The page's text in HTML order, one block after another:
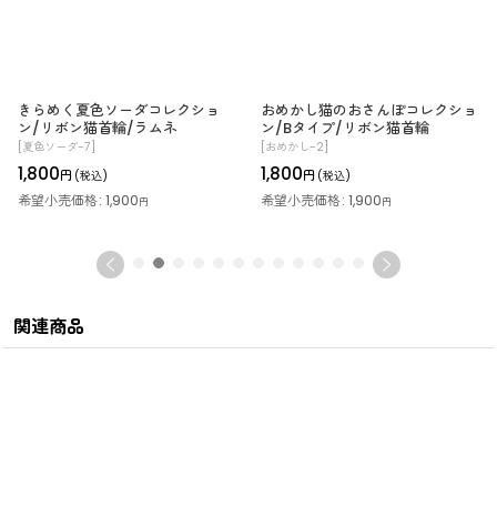
きらめく夏色ソーダコレクショ
ン/リボン猫首輪/ラムネ
夏色ソーダ-7
1,800円 (税込)
希望小売価格: 1,900円
おめかし猫のおさんぽコレクショ
ン/Bタイプ/リボン猫首輪
おめかし-2
1,800円 (税込)
希望小売価格: 1,900円
関連商品